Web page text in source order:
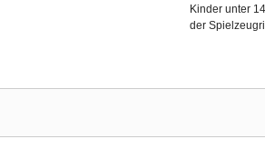
Kinder unter
der